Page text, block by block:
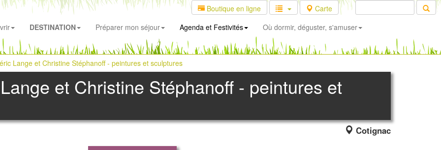
Boutique en ligne
Carte
DESTINATION Préparer mon séjour Agenda et Festivités Où dormir, déguster, s'amuser
Lange et Christine Stéphanoff - peintures et sculptures
et Christine Stéphanoff - peintures et
Cotignac